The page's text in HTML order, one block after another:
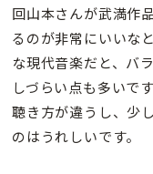
回山本さんが武満作
るのが非常にいいな
な現代音楽だと、バ
しづらい点も多いで
聴き方が違うし、少
のはうれしいです。